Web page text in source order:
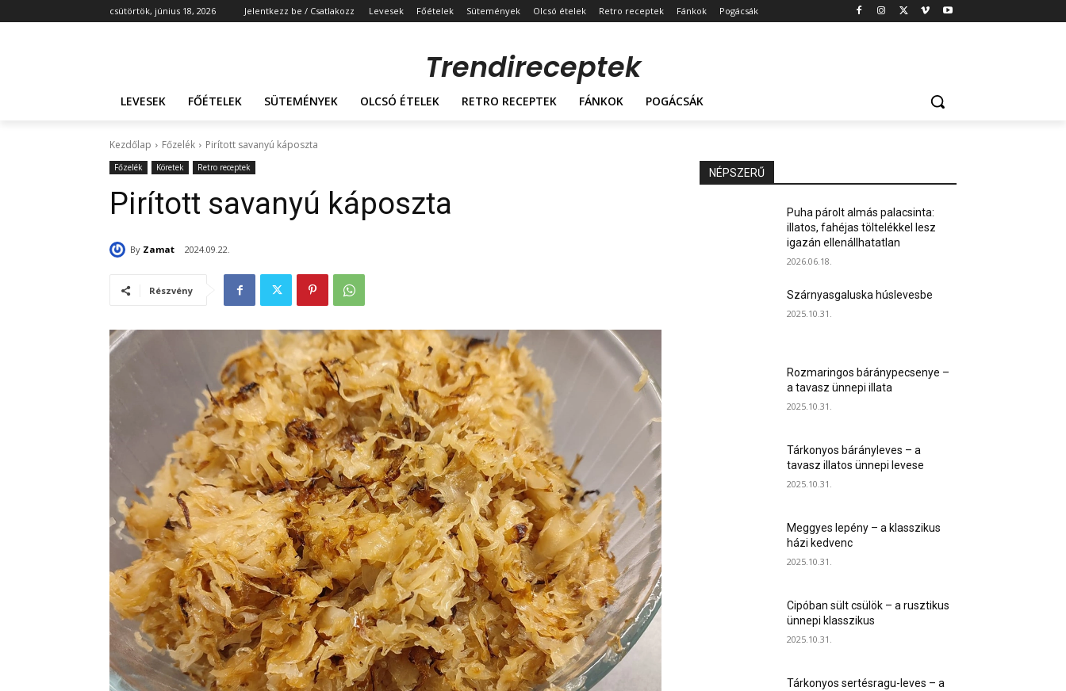
csütörtök, június 18, 2026 Jelentkezz be / Csatlakozz Levesek Főételek Sütemények Olcsó ételek Retro receptek Fánkok Pogácsák
Trendireceptek
LEVESEK FŐÉTELEK SÜTEMÉNYEK OLCSÓ ÉTELEK RETRO RECEPTEK FÁNKOK POGÁCSÁK
Kezdőlap Főzelék Pirított savanyú káposzta
Főzelék Köretek Retro receptek
Pirított savanyú káposzta
By Zamat 2024.09.22.
Részvény
NÉPSZERŰ
Puha párolt almás palacsinta:
illatos, fahéjas töltelékkel lesz
igazán ellenállhatatlan
2026.06.18.
Szárnyasgaluska húslevesbe
2025.10.31.
Rozmaringos báránypecsenye –
a tavasz ünnepi illata
2025.10.31.
Tárkonyos bárányleves – a
tavasz illatos ünnepi levese
2025.10.31.
Meggyes lepény – a klasszikus
házi kedvenc
2025.10.31.
Cipóban sült csülök – a rusztikus
ünnepi klasszikus
2025.10.31.
Tárkonyos sertésragu-leves – a